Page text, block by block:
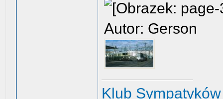
Autor: Gerson
Klub